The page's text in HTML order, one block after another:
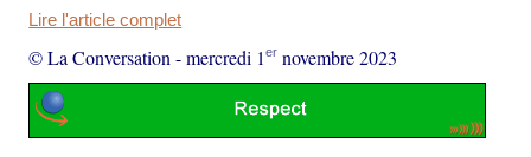
Lire l'article complet
© La Conversation -mercredi 1er novembre 2023